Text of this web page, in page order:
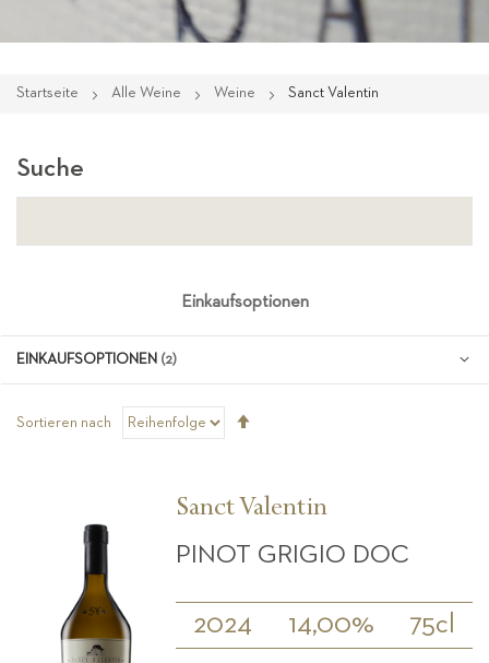
Startseite Alle Weine Weine Sanct Valentin
Sortieren nach
Sanct Valentin
PINOT GRIGIO DOC
2024 14,00% 75cl
Suche
Einkaufsoptionen
EINKAUFSOPTIONEN